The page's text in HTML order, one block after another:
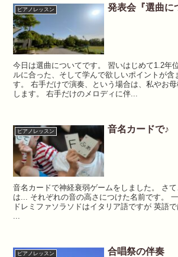
ピアノレッスン 発表会『選曲に
今日は選曲についてです。 習いはじめて1.2年
ルに合った、そして学んで欲しいポイントが含
す。 右手だけで演奏、という場合は、私やお
します。 右手だけのメロディに伴...
ピアノレッスン 音名カードで♪
音名カードで神経衰弱ゲームをしました。 さ
は... それぞれの音の高さにつけた名前です。
ドレミファソラソドはイタリア語ですが 英語
ピアノレッスン 合唱祭の伴奏